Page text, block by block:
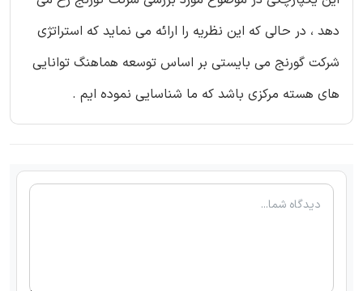
دهد ، در حالی که این نظریه را ارائه می نماید که استراتژی
شرکت گورنج می بایستی بر اساس توسعه هماهنگ توانایی
های هسته مرکزی باشد که ما شناسایی نموده ایم .